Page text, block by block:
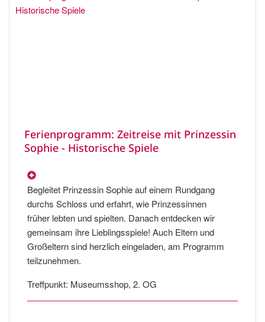
Ferienprogramm: Zeitreise mit Prinzessin
Sophie - Historische Spiele
Begleitet Prinzessin Sophie auf einem Rundgang
durchs Schloss und erfahrt, wie Prinzessinnen
früher lebten und spielten. Danach entdecken wir
gemeinsam ihre Lieblingsspiele! Auch Eltern und
Großeltern sind herzlich eingeladen, am Programm
teilzunehmen.
Treffpunkt: Museumsshop, 2. OG